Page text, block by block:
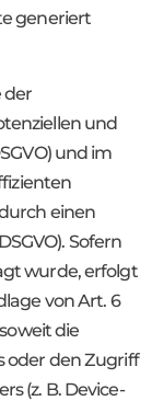
generiert
der
und
und im
einen
Sofern
wurde, erfolgt
von Art. 6
soweit die
oder den Zugriff
(z. B. Device-